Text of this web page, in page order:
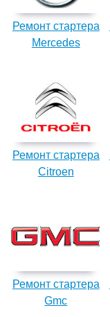
Ремонт стартера
Mercedes
Ремонт стартера
Citroen
Ремонт стартера
Gmc